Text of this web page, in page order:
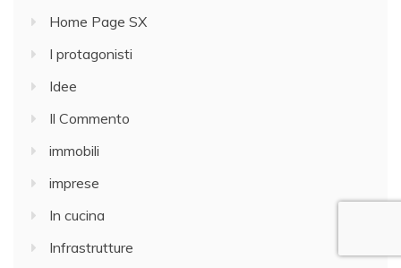
Home Page SX
I protagonisti
Idee
Il Commento
immobili
imprese
In cucina
Infrastrutture